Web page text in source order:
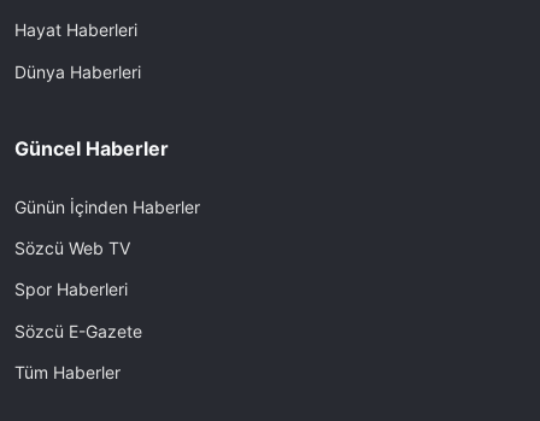
Hayat Haberleri
Dünya Haberleri
Güncel Haberler
Günün İçinden Haberler
Sözcü Web TV
Spor Haberleri
Sözcü E-Gazete
Tüm Haberler